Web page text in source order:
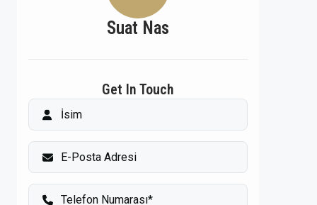
Suat Nas
Get In Touch